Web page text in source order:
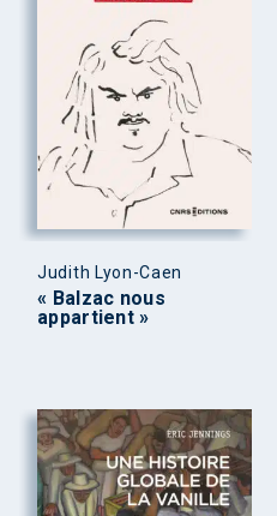
Judith Lyon-Caen
« Balzac nous
appartient »